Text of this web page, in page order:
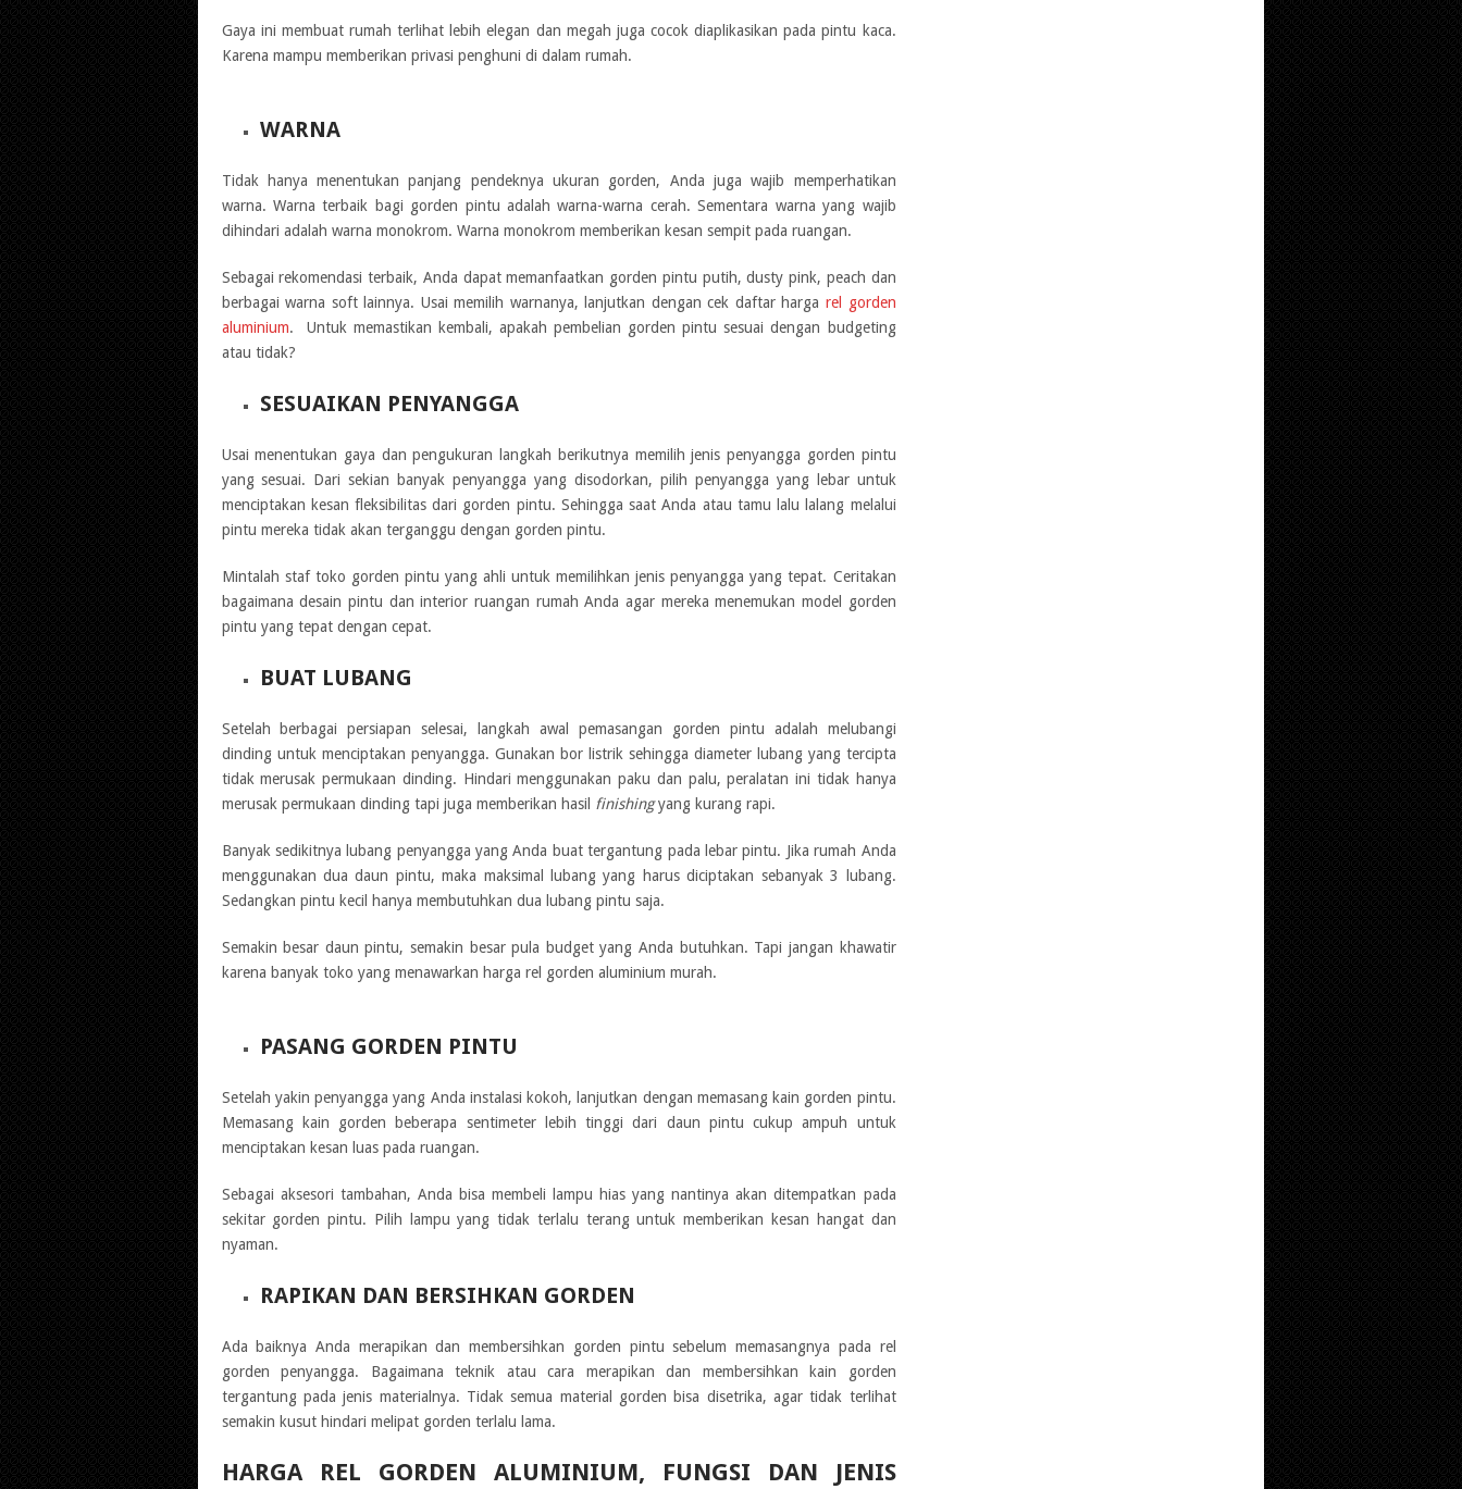
Gaya ini membuat rumah terlihat lebih elegan dan megah juga cocok diaplikasikan pada pintu kaca.
Karena mampu memberikan privasi penghuni di dalam rumah.
WARNA
Tidak hanya menentukan panjang pendeknya ukuran gorden, Anda juga wajib memperhatikan
warna. Warna terbaik bagi gorden pintu adalah warna-warna cerah. Sementara warna yang wajib
dihindari adalah warna monokrom. Warna monokrom memberikan kesan sempit pada ruangan.
Sebagai rekomendasi terbaik, Anda dapat memanfaatkan gorden pintu putih, dusty pink, peach dan
berbagai warna soft lainnya. Usai memilih warnanya, lanjutkan dengan cek daftar hargarel gorden
aluminium. Untuk memastikan kembali, apakah pembelian gorden pintu sesuai dengan budgeting
atau tidak?
SESUAIKAN PENYANGGA
Usai menentukan gaya dan pengukuran langkah berikutnya memilih jenis penyangga gorden pintu
yang sesuai. Dari sekian banyak penyangga yang disodorkan, pilih penyangga yang lebar untuk
menciptakan kesan fleksibilitas dari gorden pintu. Sehingga saat Anda atau tamu lalu lalang melalui
pintu mereka tidak akan terganggu dengan gorden pintu.
Mintalah staf toko gorden pintu yang ahli untuk memilihkan jenis penyangga yang tepat. Ceritakan
bagaimana desain pintu dan interior ruangan rumah Anda agar mereka menemukan model gorden
pintu yang tepat dengan cepat.
BUAT LUBANG
Setelah berbagai persiapan selesai, langkah awal pemasangan gorden pintu adalah melubangi
dinding untuk menciptakan penyangga. Gunakan bor listrik sehingga diameter lubang yang tercipta
tidak merusak permukaan dinding. Hindari menggunakan paku dan palu, peralatan ini tidak hanya
merusak permukaan dinding tapi juga memberikan hasil
finishingyang kurang rapi.
Banyak sedikitnya lubang penyangga yang Anda buat tergantung pada lebar pintu. Jika rumah Anda
menggunakan dua daun pintu, maka maksimal lubang yang harus diciptakan sebanyak 3 lubang.
Sedangkan pintu kecil hanya membutuhkan dua lubang pintu saja.
Semakin besar daun pintu, semakin besar pula budget yang Anda butuhkan. Tapi jangan khawatir
karena banyak toko yang menawarkan harga rel gorden aluminium murah.
PASANG GORDEN PINTU
Setelah yakin penyangga yang Anda instalasi kokoh, lanjutkan dengan memasang kain gorden pintu.
Memasang kain gorden beberapa sentimeter lebih tinggi dari daun pintu cukup ampuh untuk
menciptakan kesan luas pada ruangan.
Sebagai aksesori tambahan, Anda bisa membeli lampu hias yang nantinya akan ditempatkan pada
sekitar gorden pintu. Pilih lampu yang tidak terlalu terang untuk memberikan kesan hangat dan
nyaman.
RAPIKAN DAN BERSIHKAN GORDEN
Ada baiknya Anda merapikan dan membersihkan gorden pintu sebelum memasangnya pada rel
gorden penyangga. Bagaimana teknik atau cara merapikan dan membersihkan kain gorden
tergantung pada jenis materialnya. Tidak semua material gorden bisa disetrika, agar tidak terlihat
semakin kusut hindari melipat gorden terlalu lama.
HARGA REL GORDEN ALUMINIUM, FUNGSI DAN JENIS